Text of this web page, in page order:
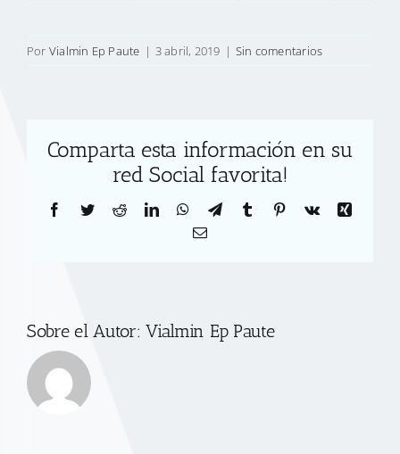
Por Vialmin Ep Paute | 3 abril, 2019 | Sin comentarios
Comparta esta información en su
red Social favorita!
Facebook
TwitterRedditLinkedInWhatsApp
TelegramTumblr Pinterest
Vk
Xing
Correo
Sobre el Autor:Vialmin Ep Paute